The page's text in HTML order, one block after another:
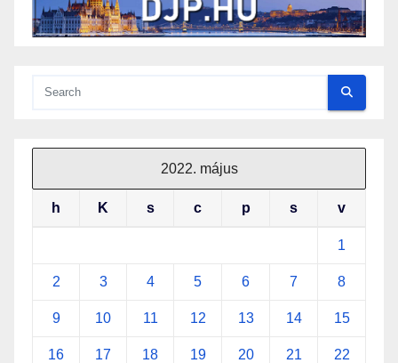
2022. május
h K s c p s v
1
2 3 4 5 6 7 8
9 10 11 12 13 14 15
16 17 18 19 20 21 22